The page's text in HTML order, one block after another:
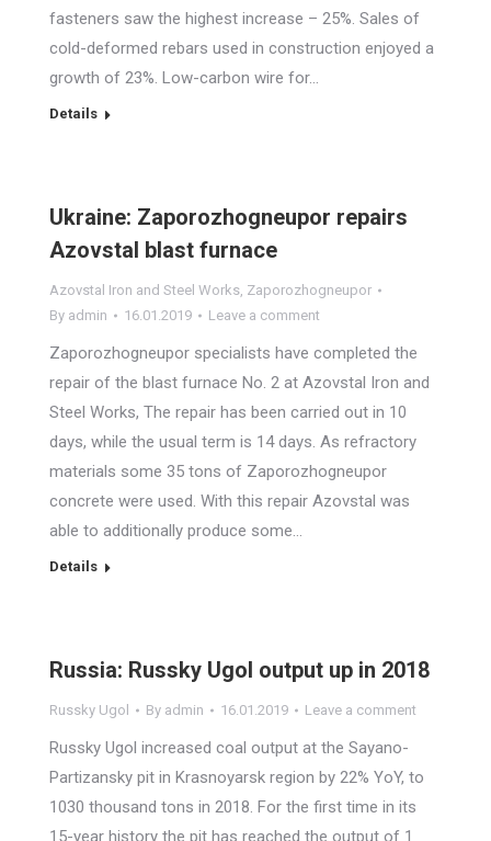
fasteners saw the highest increase – 25%. Sales of
cold-deformed rebars used in construction enjoyed a
growth of 23%. Low-carbon wire for…
Details
Ukraine: Zaporozhogneupor repairs
Azovstal blast furnace
Azovstal Iron and Steel Works, Zaporozhogneupor
By admin 16.01.2019 Leave a comment
Zaporozhogneupor specialists have completed the
repair of the blast furnace No. 2 at Azovstal Iron and
Steel Works, The repair has been carried out in 10
days, while the usual term is 14 days. As refractory
materials some 35 tons of Zaporozhogneupor
concrete were used. With this repair Azovstal was
able to additionally produce some…
Details
Russia: Russky Ugol output up in 2018
Russky Ugol By admin 16.01.2019 Leave a comment
Russky Ugol increased coal output at the Sayano-
Partizansky pit in Krasnoyarsk region by 22% YoY, to
1030 thousand tons in 2018. For the first time in its
15-year history the pit has reached the output of 1